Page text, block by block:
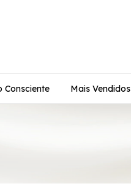
Consciente Mais Vendidos